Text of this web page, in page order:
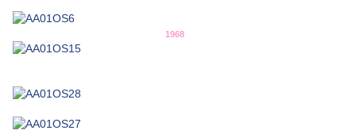
1968